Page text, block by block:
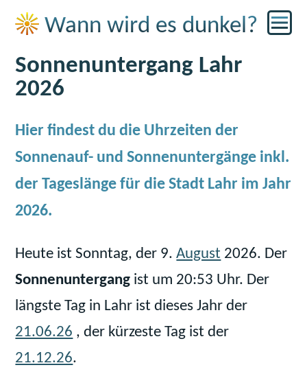
☀ Wann wird es dunkel?
Sonnenuntergang Lahr
2026
Hier findest du die Uhrzeiten der
Sonnenauf- und Sonnenuntergänge inkl.
der Tageslänge für die Stadt Lahr im Jahr
2026.
Heute ist Sonntag, der 9.August 2026. Der
Sonnenuntergang ist um 20:53 Uhr. Der
längste Tag in Lahr ist dieses Jahr der
21.06.26 , der kürzeste Tag ist der
21.12.26.